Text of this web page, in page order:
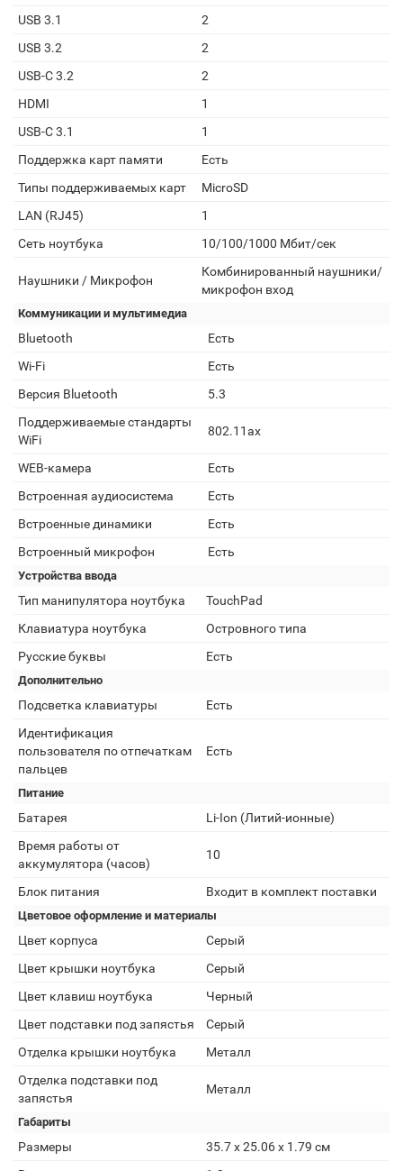
USB 3.1
2
USB 3.2
2
USB-C 3.2
2
HDMI
1
USB-C 3.1
1
Поддержка карт памяти
Есть
Типы поддерживаемых карт
MicroSD
LAN (RJ45)
1
Сеть ноутбука
10/100/1000 Мбит/сек
Наушники / Микрофон
Комбинированный наушники/
микрофон вход
Коммуникации и мультимедиа
Bluetooth
Есть
Wi-Fi
Есть
Версия Bluetooth
5.3
Поддерживаемые стандарты
WiFi
802.11ax
WEB-камера
Есть
Встроенная аудиосистема
Есть
Встроенные динамики
Есть
Встроенный микрофон
Есть
Устройства ввода
Тип манипулятора ноутбука
TouchPad
Клавиатура ноутбука
Островного типа
Русские буквы
Есть
Дополнительно
Подсветка клавиатуры
Есть
Идентификация
пользователя по отпечаткам
пальцев
Есть
Питание
Батарея
Li-Ion (Литий-ионные)
Время работы от
аккумулятора (часов)
10
Блок питания Входит в комплект поставки
Цветовое оформление и материалы
Цвет корпуса
Серый
Цвет крышки ноутбука
Серый
Цвет клавиш ноутбука
Черный
Цвет подставки под запястья
Серый
Отделка крышки ноутбука
Металл
Отделка подставки под
запястья
Металл
Габариты
Размеры
35.7 x 25.06 x 1.79 см